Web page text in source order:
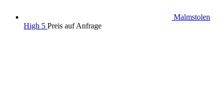
Malmstolen
High 5 Preis auf Anfrage